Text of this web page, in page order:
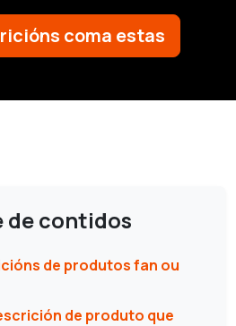
coma estas
de contidos
de produtos fan ou
de produto que